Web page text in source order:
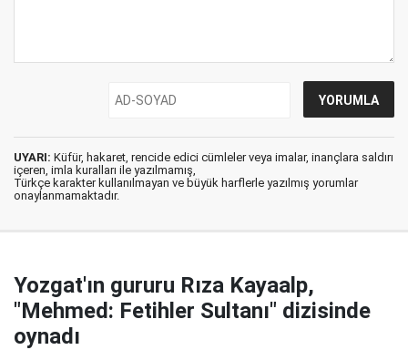
UYARI: Küfür, hakaret, rencide edici cümleler veya imalar, inançlara saldırı
içeren, imla kuralları ile yazılmamış,
Türkçe karakter kullanılmayan ve büyük harflerle yazılmış yorumlar
onaylanmamaktadır.
Yozgat'ın gururu Rıza Kayaalp,
"Mehmed: Fetihler Sultanı" dizisinde
oynadı